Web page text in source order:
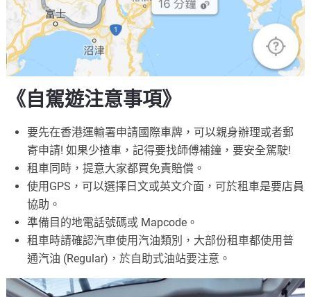
《自駕遊注意事項》
要先在香港運輸署申請國際車牌，可以親身辦理或者郵
寄申請! 如果少揸車，記得要找師傅補鐘，要安全駕駛!
租車同時，提意大家都買免責賠償。
使用GPS，可以選擇日文或英文介面，可於租車是要店員
協助。
準備目的地電話號碼或 Mapcode。
租車時請確認汽車使用汽油類別，大部份租車都使用普
通汽油 (Regular)，於自助式油站要注意。